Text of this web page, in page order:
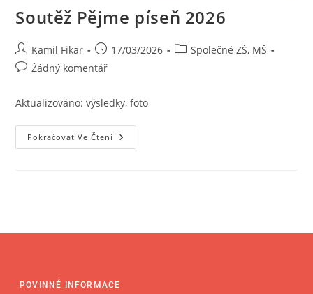
Soutěž Pějme píseň 2026
Kamil Fikar 17/03/2026
Společné ZŠ, MŠ
Žádný komentář
Aktualizováno: výsledky, foto
Pokračovat Ve Čtení
POVINNÉ INFORMACE